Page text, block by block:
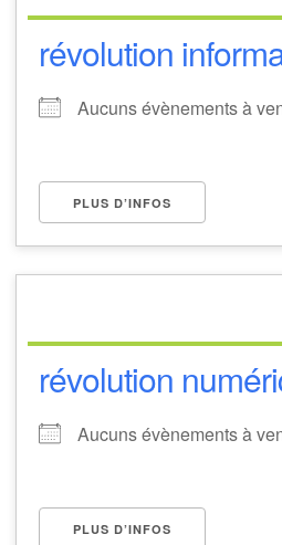
révolution
Aucuns évènements à
PLUS D’INFOS
révolution
Aucuns évènements à
PLUS D’INFOS